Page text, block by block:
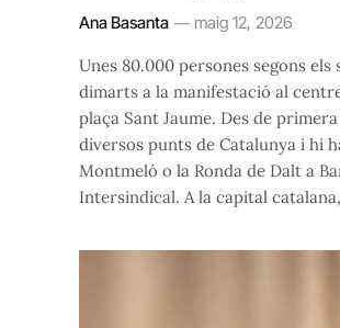
Ana Basanta maig 12, 2026
Unes 80.000 persones segons
dimarts a la manifestació al
plaça Sant Jaume. Des de
diversos punts de Catalunya i hi
Montmeló o la Ronda de Dalt a
Intersindical. A la capital